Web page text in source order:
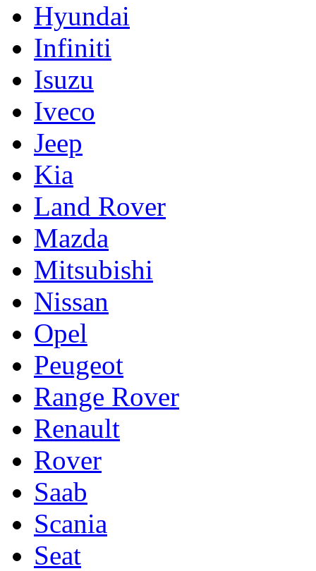
Hyundai
Infiniti
Isuzu
Iveco
Jeep
Kia
Land Rover
Mazda
Mitsubishi
Nissan
Opel
Peugeot
Range Rover
Renault
Rover
Saab
Scania
Seat